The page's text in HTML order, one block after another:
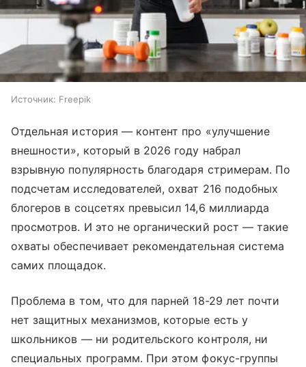
Источник: Freepik
Отдельная история — контент про «улучшение
внешности», который в 2026 году набрал
взрывную популярность благодаря стримерам. По
подсчетам исследователей, охват 216 подобных
блогеров в соцсетях превысил 14,6 миллиарда
просмотров. И это не органический рост — такие
охваты обеспечивает рекомендательная система
самих площадок.
Проблема в том, что для парней 18-29 лет почти
нет защитных механизмов, которые есть у
школьников — ни родительского контроля, ни
специальных программ. При этом фокус-группы